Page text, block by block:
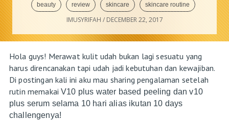
beauty review skincare skincare routine
IMUSYRIFAH / DECEMBER 22, 2017
Hola guys! Merawat kulit udah bukan lagi sesuatu yang
harus direncanakan tapi udah jadi kebutuhan dan kewajiban.
Di postingan kali ini aku mau sharing pengalaman setelah
rutin memakaiV10 plus water based peeling dan v10
plus serum selama 10 hari alias ikutan 10 days
challengenya!